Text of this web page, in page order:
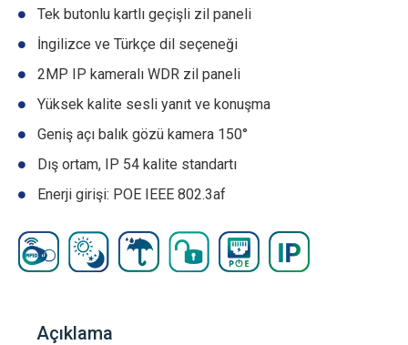
Tek butonlu kartlı geçişli zil paneli
İngilizce ve Türkçe dil seçeneği
2MP IP kameralı WDR zil paneli
Yüksek kalite sesli yanıt ve konuşma
Geniş açı balık gözü kamera 150°
Dış ortam, IP 54 kalite standartı
Enerji girişi: POE IEEE 802.3af
Açıklama